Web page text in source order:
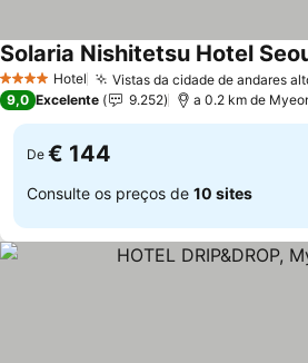
4 EstrelasHotel Vistas da cidade de andares
Solaria Nishitetsu Hotel
9,0 Excelente 9.252 a 0.2 km de
De € 144
Consulte os preços de 10 sites